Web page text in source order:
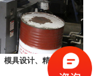
模具设计、精密模具开